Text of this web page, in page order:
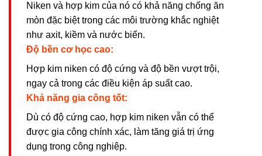
Niken và hợp kim của nó có khả năng chống ăn
mòn đặc biệt trong các môi trường khắc nghiệt
như axit, kiềm và nước biển.
Độ bền cơ học cao:
Hợp kim niken có độ cứng và độ bền vượt trội,
ngay cả trong các điều kiện áp suất cao.
Khả năng gia công tốt:
Dù có độ cứng cao, hợp kim niken vẫn có thể
được gia công chính xác, làm tăng giá trị ứng
dụng trong công nghiệp.